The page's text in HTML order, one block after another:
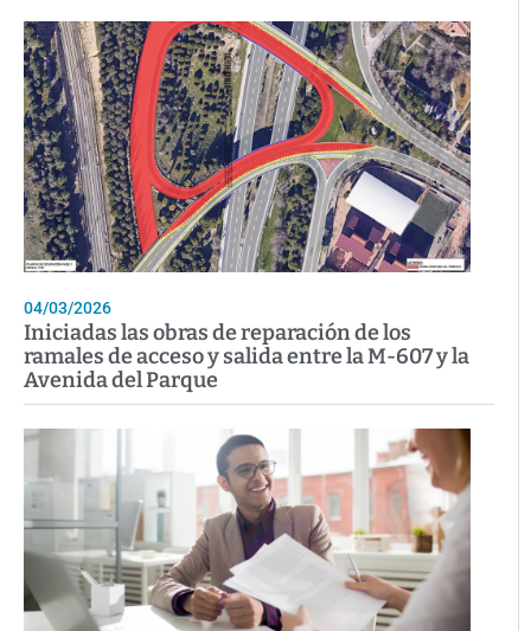
04/03/2026
Iniciadas las obras de reparación de los
ramales de acceso y salida entre la M-607 y la
Avenida del Parque